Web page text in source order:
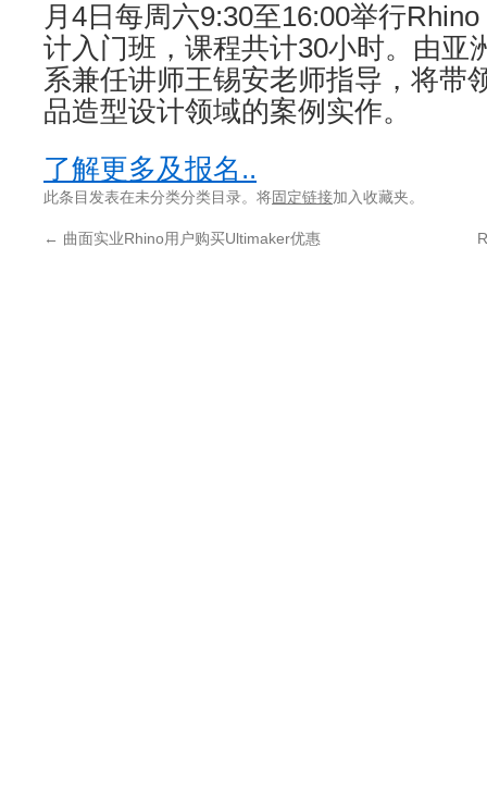
月4日每周六9:30至16:00举行
计入门班，课程共计30小时。由亚
系兼任讲师王锡安老师指导，将带
品造型设计领域的案例实作。
了解更多及报名..
此条目发表在未分类分类目录。将固定链接加入收藏夹。
← 曲面实业Rhino用户购买Ultimaker优惠